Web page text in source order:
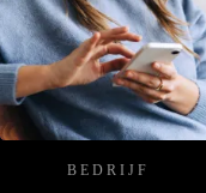
REFURBED
BEDRIJF